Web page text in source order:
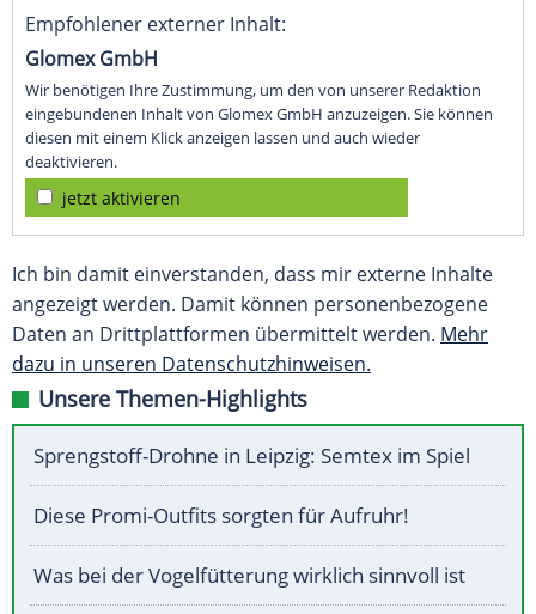
Empfohlener externer Inhalt:
Glomex GmbH
Wir benötigen Ihre Zustimmung, um den von unserer Redaktion
eingebundenen Inhalt von Glomex GmbH anzuzeigen. Sie können
diesen mit einem Klick anzeigen lassen und auch wieder
deaktivieren.
jetzt aktivieren
Ich bin damit einverstanden, dass mir externe Inhalte
angezeigt werden. Damit können personenbezogene
Daten an Drittplattformen übermittelt werden. Mehr
dazu in unseren Datenschutzhinweisen.
Unsere Themen-Highlights
Sprengstoff-Drohne in Leipzig: Semtex im Spiel
Diese Promi-Outfits sorgten für Aufruhr!
Was bei der Vogelfütterung wirklich sinnvoll ist